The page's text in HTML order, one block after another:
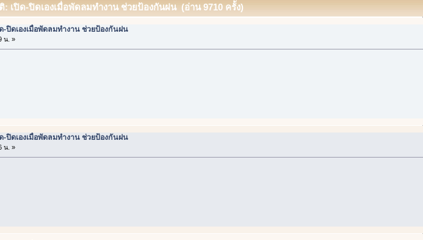
เปิด-ปิดเองเมื่อพัดลมทำงาน ช่วยป้องกันฝน (อ่าน 9710 ครั้ง)
ปิดเองเมื่อพัดลมทำงาน ช่วยป้องกันฝน
น. »
ปิดเองเมื่อพัดลมทำงาน ช่วยป้องกันฝน
น. »